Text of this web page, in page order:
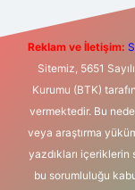
Reklam ve İletişim:
Sitemiz, 5651
Kurumu (BTK)
vermektedir. Bu
veya araştırma
yazdıkları
bu sorumluluğu